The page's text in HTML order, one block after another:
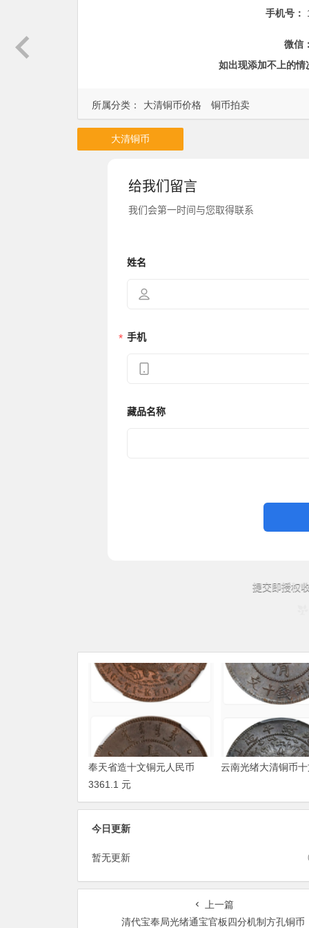
所属分类： 大清铜币价格 铜币拍卖
手机号：
微信
如出现添加不上的
大清铜币
奉天省造十文铜元人民币
3361.1 元
云南光绪大清铜币
今日更新
暂无更新
上一篇
清代宝奉局光绪通宝官板四分机制方孔铜币